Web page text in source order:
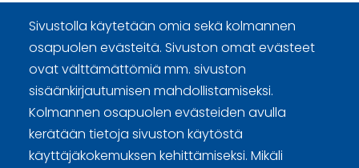
Sivustolla käytetään omia sekä kolmannen
osapuolen evästeitä. Sivuston omat evästeet
ovat välttämättömiä mm. sivuston
sisäänkirjautumisen mahdollistamiseksi.
Kolmannen osapuolen evästeiden avulla
kerätään tietoja sivuston käytöstä
käyttäjäkokemuksen kehittämiseksi. Mikäli
Curling Finland
Curling.fi
Curling Finland